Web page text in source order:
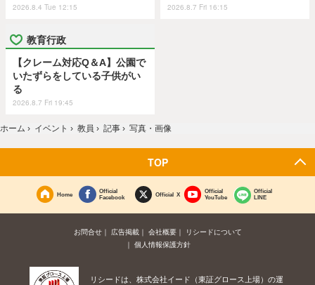
2026.8.4 Tue 12:15 2026.8.7 Fri 16:15
教育行政
【クレーム対応Q＆A】公園で
いたずらをしている子供がい
る
2026.8.7 Fri 19:45
ホーム › イベント › 教員 › 記事 › 写真・画像
TOP
Home
Official
Facebook
Official X
Official
YouTube
Official
LINE
お問合せ 広告掲載 会社概要
リシードについて
個人情報保護方針
リシードは、株式会社イード（東証グロース上場）の運